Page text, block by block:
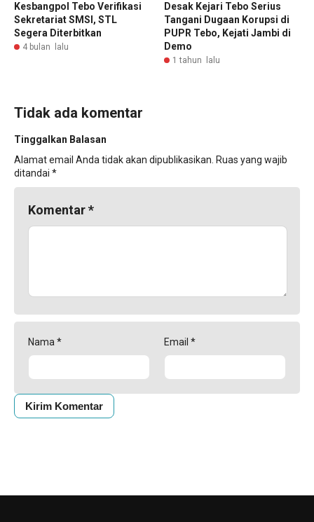
Kesbangpol Tebo Verifikasi
Sekretariat SMSI, STL
Segera Diterbitkan
4 bulan lalu
Desak Kejari Tebo Serius
Tangani Dugaan Korupsi di
PUPR Tebo, Kejati Jambi di
Demo
1 tahun lalu
Tidak ada komentar
Tinggalkan Balasan
Alamat email Anda tidak akan dipublikasikan. Ruas yang wajib
ditandai *
Komentar*
Nama * Email *